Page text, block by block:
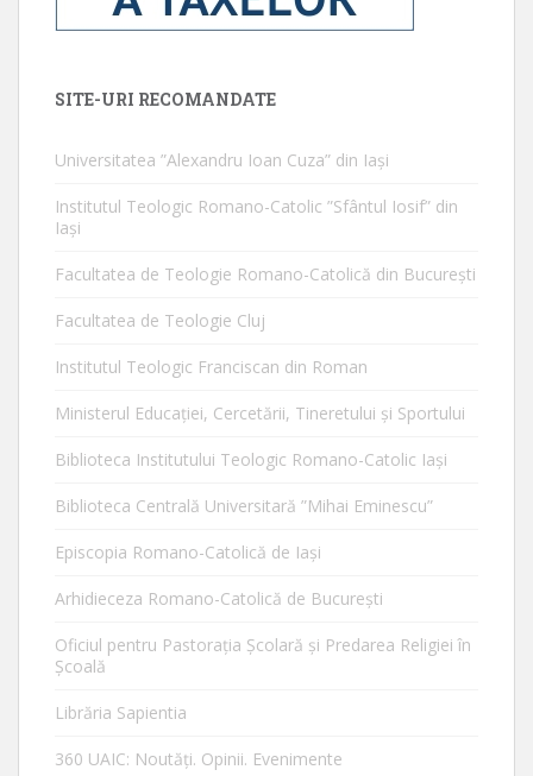
SITE-URI RECOMANDATE
Universitatea ”Alexandru Ioan Cuza” din Iaşi
Institutul Teologic Romano-Catolic ”Sfântul Iosif” din
Iaşi
Facultatea de Teologie Romano-Catolică din Bucureşti
Facultatea de Teologie Cluj
Institutul Teologic Franciscan din Roman
Ministerul Educaţiei, Cercetării, Tineretului şi Sportului
Biblioteca Institutului Teologic Romano-Catolic Iaşi
Biblioteca Centrală Universitară ”Mihai Eminescu”
Episcopia Romano-Catolică de Iaşi
Arhidieceza Romano-Catolică de Bucureşti
Oficiul pentru Pastorația Școlară și Predarea Religiei în
Școală
Librăria Sapientia
360 UAIC: Noutăţi. Opinii. Evenimente